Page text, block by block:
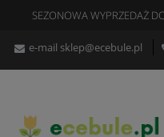
SEZONOWA WYPRZEDAŻ
e-mail sklep@ecebule.pl